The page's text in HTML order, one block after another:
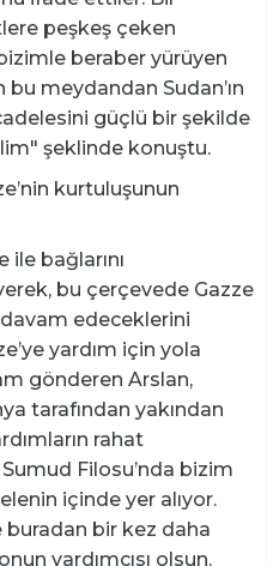
peşkeş çeken
beraber yürüyen
bu meydandan Sudan’ın
güçlü bir şekilde
şeklinde konuştu.
kurtuluşunun
ile bağlarını
bu çerçevede Gazze
edeceklerini
yardım için yola
gönderen Arslan,
tarafından yakından
rahat
Filosu’nda bizim
içinde yer alıyor.
bir kez daha
yardımcısı olsun.